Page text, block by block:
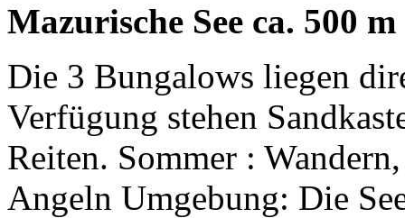
Mazurische See ca. 500 m
Die 3 Bungalows liegen
Verfügung stehen
Reiten. Sommer :
Angeln Umgebung: Die